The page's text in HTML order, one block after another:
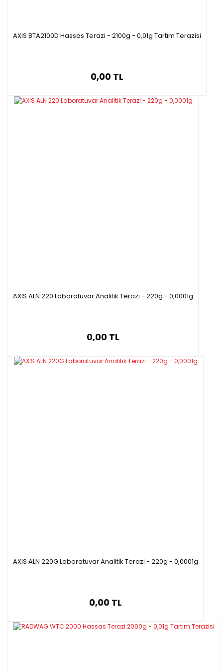
AXIS BTA2100D Hassas Terazi - 2100g - 0,01g Tartım Terazisi
0,00 TL
AXIS ALN 220 Laboratuvar Analitik Terazi - 220g - 0,0001g
0,00 TL
AXIS ALN 220G Laboratuvar Analitik Terazi - 220g - 0,0001g
0,00 TL